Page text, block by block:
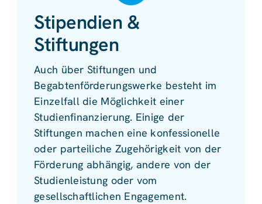
Stipendien &
Stiftungen
Auch über Stiftungen und
Begabtenförderungswerke besteht im
Einzelfall die Möglichkeit einer
Studienfinanzierung. Einige der
Stiftungen machen eine konfessionelle
oder parteiliche Zugehörigkeit von der
Förderung abhängig, andere von der
Studienleistung oder vom
gesellschaftlichen Engagement.